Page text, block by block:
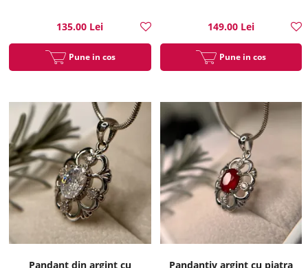
135.00 Lei
Pune in cos
149.00 Lei
Pune in cos
Pandant din argint cu Pandantiv argint cu piatra